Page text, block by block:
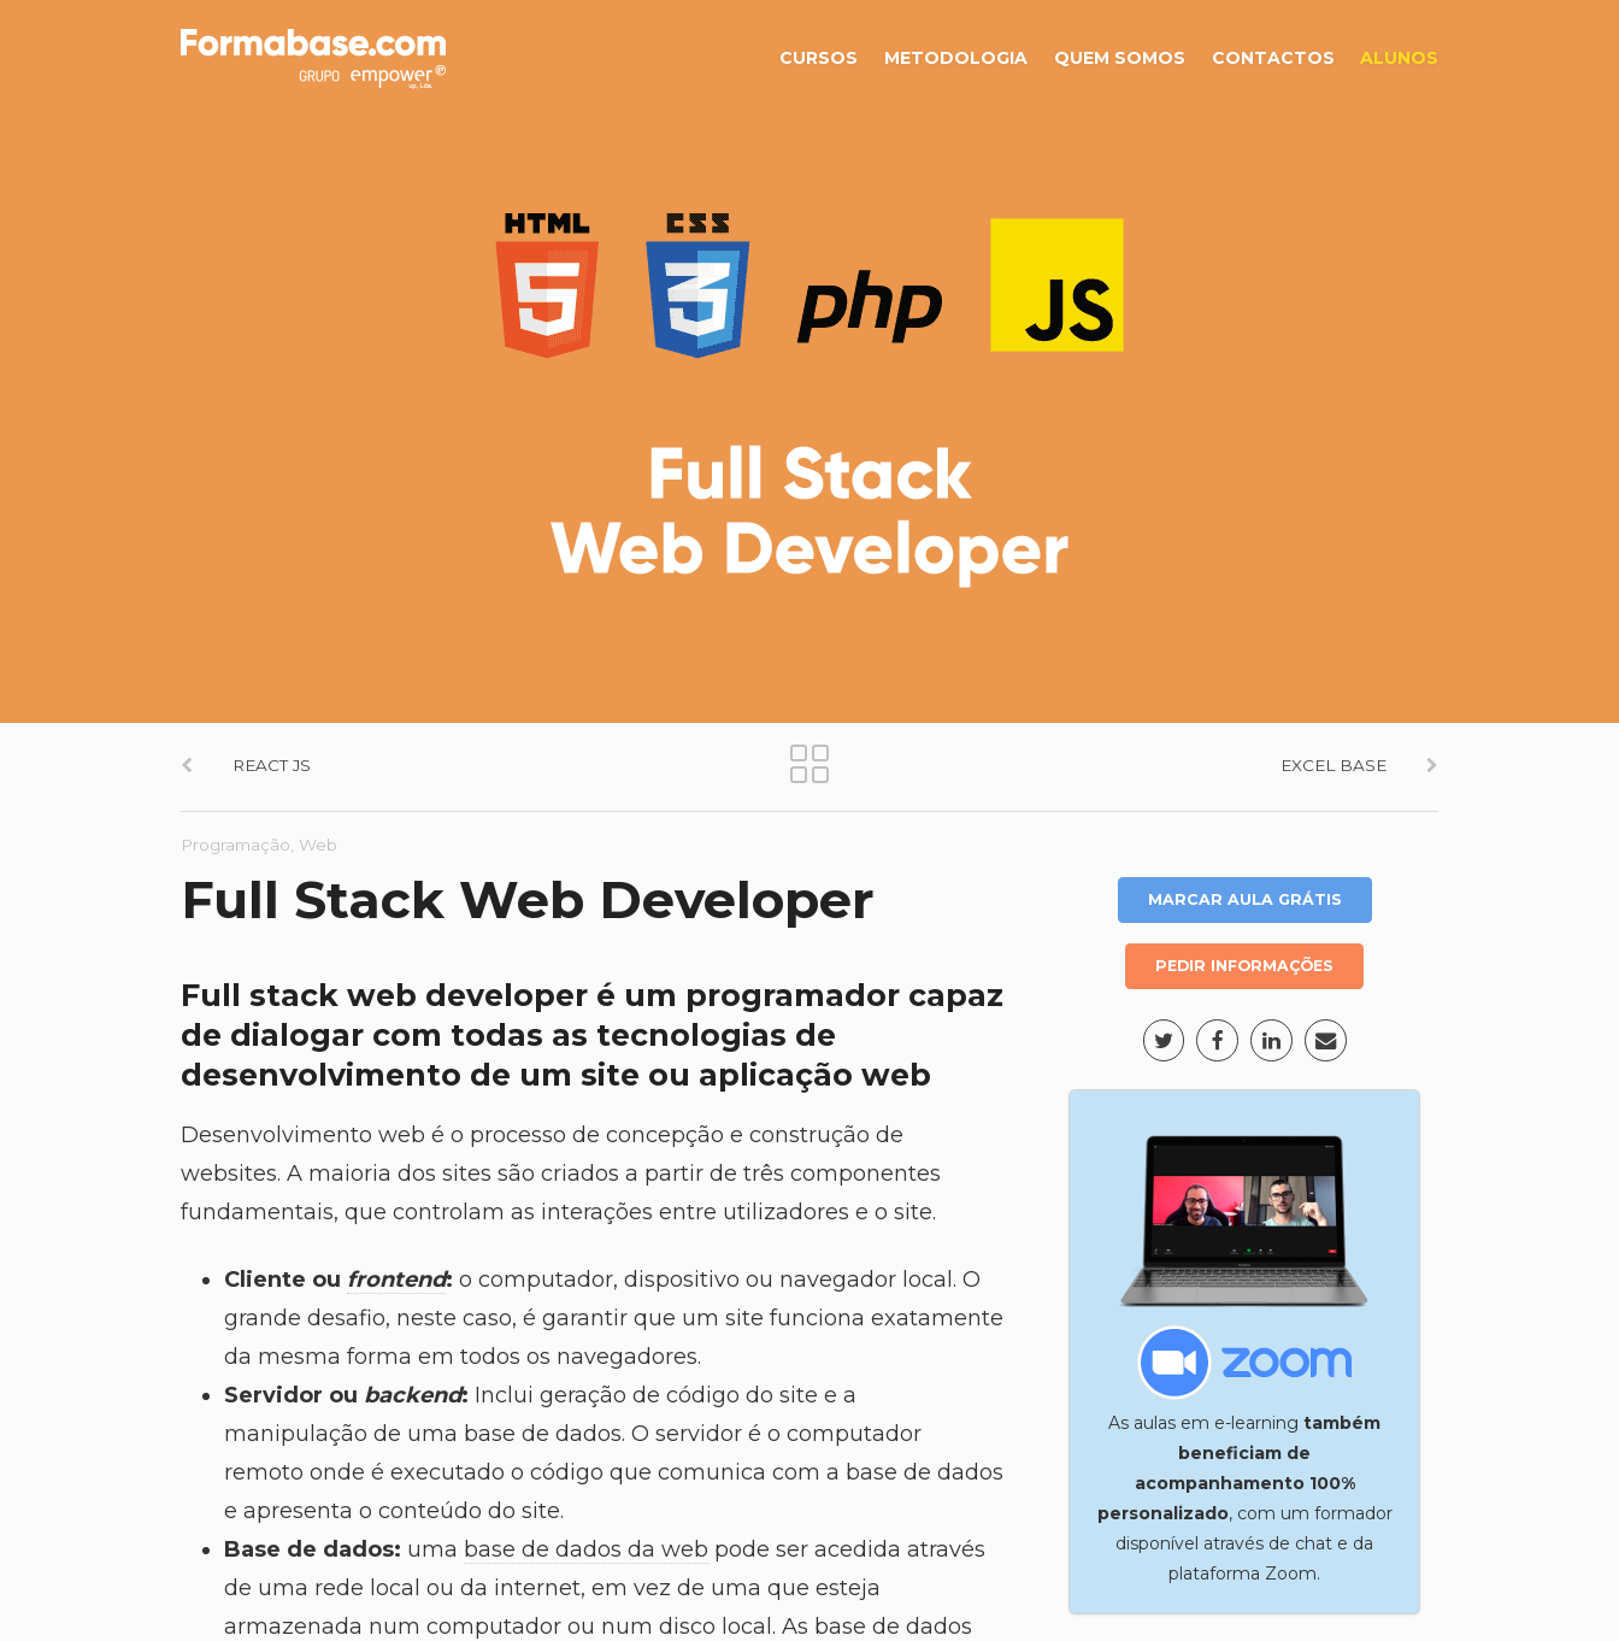
CURSOS METODOLOGIA QUEM SOMOS CONTACTOS ALUNOS
Navegação
de
artigos
REACT JS EXCEL BASE
Programação, Web
Full Stack Web Developer
Full stack web developer é um programador capaz
de dialogar com todas as tecnologias de
desenvolvimento de um site ou aplicação web
Desenvolvimento web é o processo de concepção e construção de
websites. A maioria dos sites são criados a partir de três componentes
fundamentais, que controlam as interações entre utilizadores e o site.
Cliente ou frontend: o computador, dispositivo ou navegador local. O
grande desafio, neste caso, é garantir que um site funciona exatamente
da mesma forma em todos os navegadores.
Servidor ou backend: Inclui geração de código do site e a
manipulação de uma base de dados. O servidor é o computador
remoto onde é executado o código que comunica com a base de dados
e apresenta o conteúdo do site.
Base de dados: uma base de dados da web pode ser acedida através
de uma rede local ou da internet, em vez de uma que esteja
armazenada num computador ou num disco local. As base de dados
MARCAR AULA GRÁTIS
PEDIR INFORMAÇÕES
As aulas em e-learningtambém
beneficiam de
acompanhamento 100%
personalizado, com um formador
disponível através de chat e da
plataforma Zoom.